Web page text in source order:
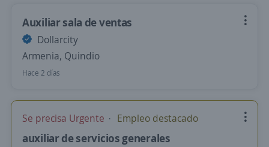
Auxiliar sala de ventas
Dollarcity
Armenia, Quindio
Hace 2 días
Se precisa Urgente Empleo destacado
auxiliar de servicios generales